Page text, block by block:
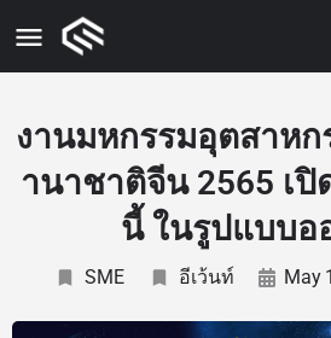
งานมหกรรมอุตสาห
านาชาติจีน 2565 เ
นี้ ในรูปแบบอ
SME อีเว้นท์ May